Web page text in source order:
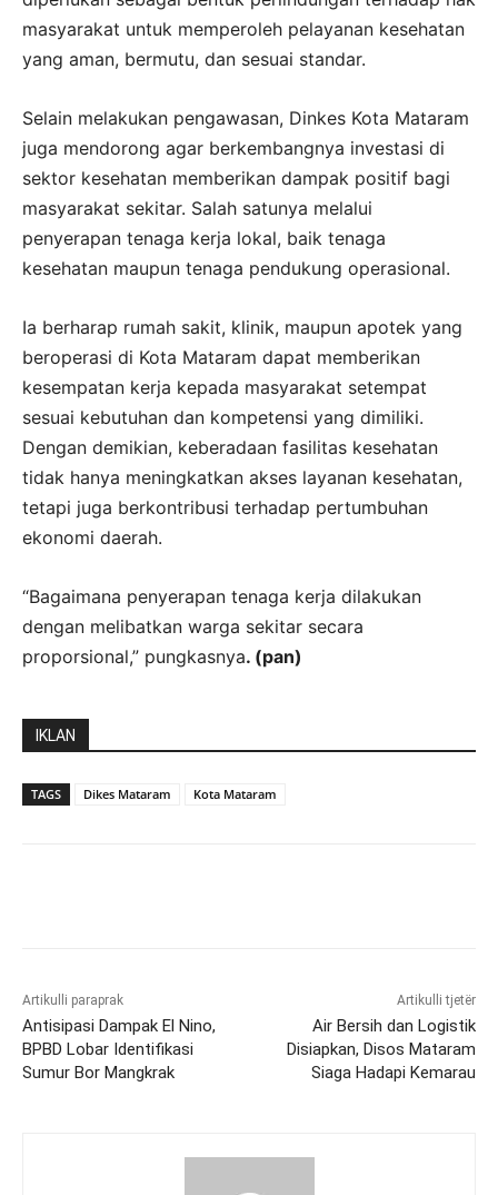
masyarakat untuk memperoleh pelayanan kesehatan
yang aman, bermutu, dan sesuai standar.
Selain melakukan pengawasan, Dinkes Kota Mataram
juga mendorong agar berkembangnya investasi di
sektor kesehatan memberikan dampak positif bagi
masyarakat sekitar. Salah satunya melalui
penyerapan tenaga kerja lokal, baik tenaga
kesehatan maupun tenaga pendukung operasional.
Ia berharap rumah sakit, klinik, maupun apotek yang
beroperasi di Kota Mataram dapat memberikan
kesempatan kerja kepada masyarakat setempat
sesuai kebutuhan dan kompetensi yang dimiliki.
Dengan demikian, keberadaan fasilitas kesehatan
tidak hanya meningkatkan akses layanan kesehatan,
tetapi juga berkontribusi terhadap pertumbuhan
ekonomi daerah.
“Bagaimana penyerapan tenaga kerja dilakukan
dengan melibatkan warga sekitar secara
proporsional,” pungkasnya. (pan)
IKLAN
TAGS Dikes Mataram Kota Mataram
Artikulli paraprak
Antisipasi Dampak El Nino,
BPBD Lobar Identifikasi
Sumur Bor Mangkrak
Artikulli tjetër
Air Bersih dan Logistik
Disiapkan, Disos Mataram
Siaga Hadapi Kemarau